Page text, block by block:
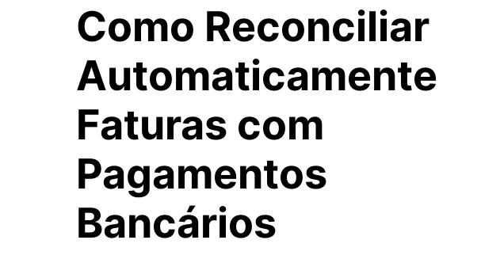
Como Reconciliar
Automaticamente
Faturas com
Pagamentos
Bancários